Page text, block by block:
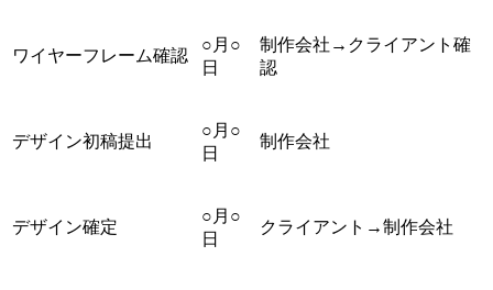
ワイヤーフレーム確認
○月○
日
制作会社→クライアント確
認
デザイン初稿提出
○月○
日
制作会社
デザイン確定
○月○
日
クライアント→制作会社